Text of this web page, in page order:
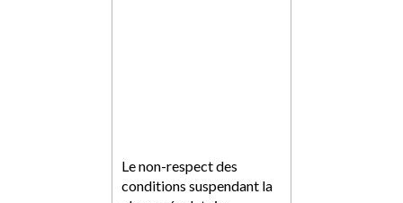
Le non-respect des
conditions suspendant la